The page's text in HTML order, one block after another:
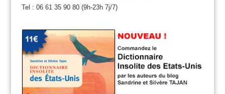
Tel : 06 61 35 90 80 (9h-23h 7j/7)